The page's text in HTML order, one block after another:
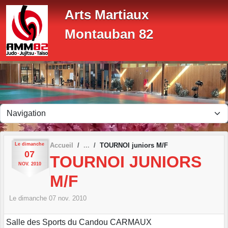
Arts Martiaux
Montauban 82
Le dimanche
07
NOV. 2010
Accueil TOURNOI juniors M/F
TOURNOI JUNIORS
M/F
Le dimanche 07 nov. 2010
Salle des Sports du Candou CARMAUX
Panneau de gestion des cookies